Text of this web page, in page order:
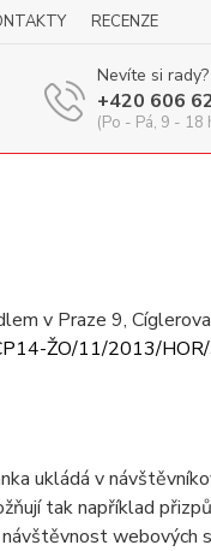
RECENZE
Nevíte si
+420 606
(Po - Pá, 9 - 18
v Praze 9,
ŽO/11/2013/
ukládá v
tak například
webových